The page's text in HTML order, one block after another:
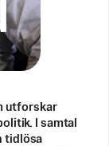
utforskar
I samtal
tidlösa